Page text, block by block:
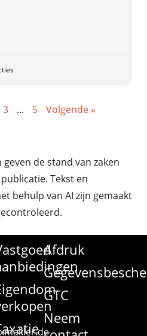
3 ... 5 Volgende »
geven de stand van zaken
Tekst en
behulp van AI zijn gemaakt
Afdruk
GTC
Neem